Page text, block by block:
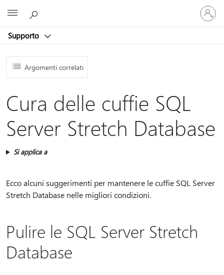
Supporto
Accedi
con
il
account
Argomenti correlati
Cura delle cuffie SQL
Server Stretch Database
Si applica a
Ecco alcuni suggerimenti per mantenere le cuffie SQL Server
Stretch Database nelle migliori condizioni.
Pulire le SQL Server Stretch
Database